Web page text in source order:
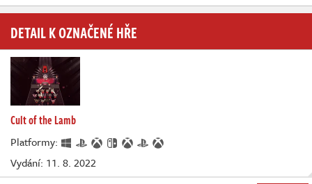
DETAIL K OZNAČENÉ HŘE
Cult of the Lamb
Platformy:
Vydání: 11. 8. 2022